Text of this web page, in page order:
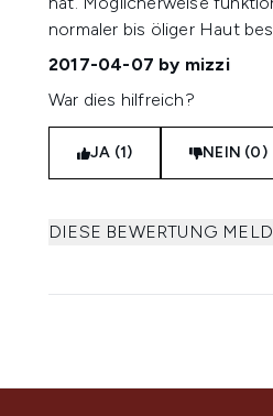
normaler bis öliger Haut
2017-04-07 by mizzi
War dies hilfreich?
JA (1) NEIN (0)
DIESE BEWERTUNG